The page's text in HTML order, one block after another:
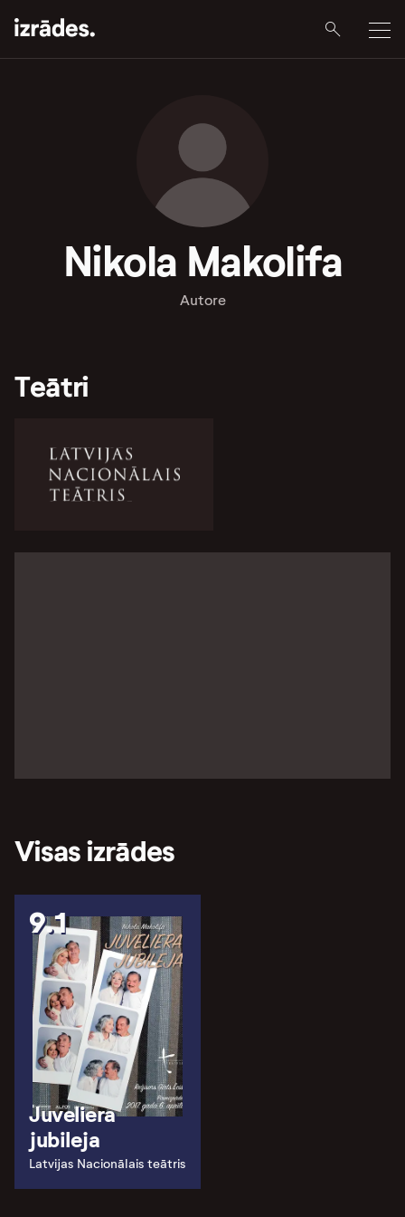
Nikola Makolifa
Autore
Teātri
Visas izrādes
9.1
Juveliera
jubileja
Latvijas Nacionālais teātris